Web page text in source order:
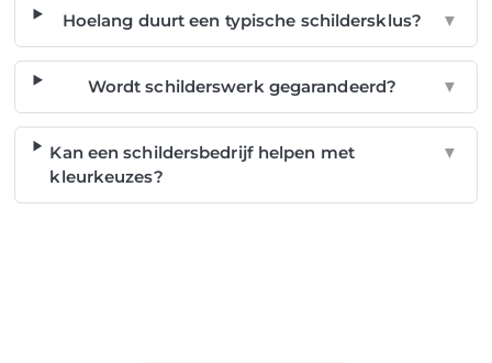
Hoelang duurt een typische schildersklus? ▼
Wordt schilderswerk gegarandeerd? ▼
Kan een schildersbedrijf helpen met
kleurkeuzes?
▼